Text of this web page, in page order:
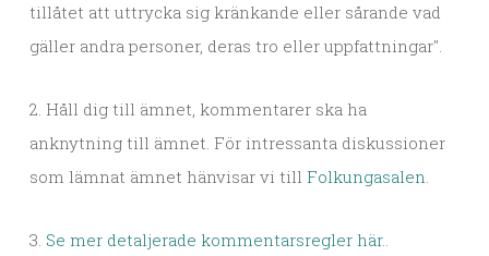
tillåtet att uttrycka sig kränkande eller sårande vad
gäller andra personer, deras tro eller uppfattningar".
2. Håll dig till ämnet, kommentarer ska ha
anknytning till ämnet. För intressanta diskussioner
som lämnat ämnet hänvisar vi till Folkungasalen.
3. Se mer detaljerade kommentarsregler här..